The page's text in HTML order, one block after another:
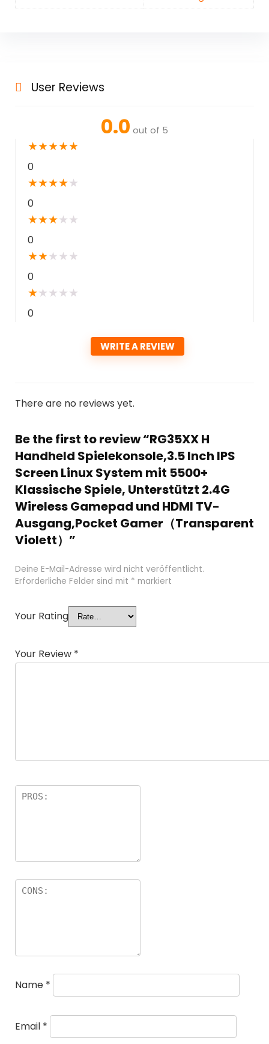
User Reviews
0.0 out of 5
★★★★★
0
★★★★★
0
★★★★ ★
0
★★★ ★ ★
0
★★ ★ ★ ★
0
WRITE A REVIEW
There are no reviews yet.
Be the first to review “RG35XX H
Handheld Spielekonsole,3.5 Inch IPS
Screen Linux System mit 5500+
Klassische Spiele, Unterstützt 2.4G
Wireless Gamepad und HDMI TV-
Ausgang,Pocket Gamer（Transparent
Violett）”
Deine E-Mail-Adresse wird nicht veröffentlicht.
Erforderliche Felder sind mit * markiert
Your Rating
Your Review *
Name *
Email *